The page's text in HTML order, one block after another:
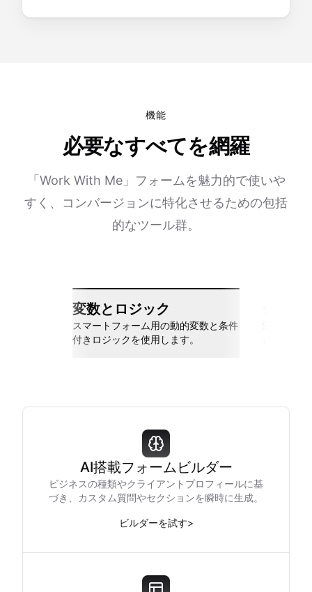
機能
必要なすべてを網羅
「Work With Me」フォームを魅力的で使いや
すく、コンバージョンに特化させるための包括
的なツール群。
変数とロジック
スマートフォーム用の動的変数と条件
付きロジックを使用します。
AI搭載フォームビルダー
ビジネスの種類やクライアントプロフィールに基
づき、カスタム質問やセクションを瞬時に生成。
ビルダーを試す>